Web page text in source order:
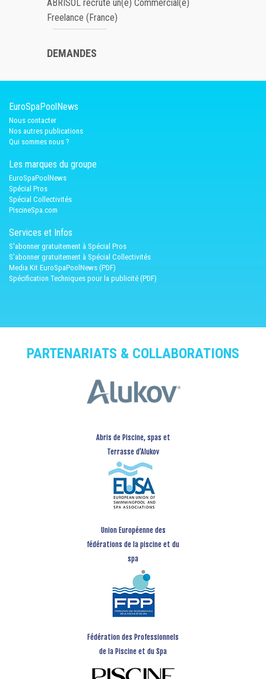
ABRISOL recrute un(e) Commercial(e)
Freelance (France)
DEMANDES
EuroSpaPoolNews
Nous contacter
Nos autres publications
Qui sommes nous ?
Les marques du groupe
EuroSpaPoolNews
Spécial Pros
Spécial Collectivités
PiscineSpa.com
Services et Infos
S'abonner gratuitement à Spécial Pros
S'abonner gratuitement à Spécial Collectivités
Media Kit EuroSpaPoolNews (PDF)
Spécification Techniques pour la publicité (PDF)
PARTENARIATS & COLLABORATIONS
Abris de Piscine, spas et
Terrasse d’Alukov
Union Européenne des
fédérations de la piscine et du
spa
Fédération des Professionnels
de la Piscine et du Spa